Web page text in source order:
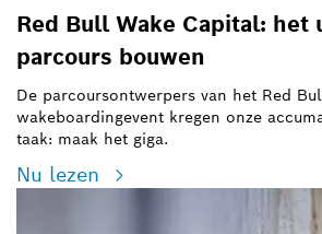
Red Bull Wake Capital: het
parcours bouwen
De parcoursontwerpers van het Red
wakeboardingevent kregen onze
taak: maak het giga.
Nu lezen